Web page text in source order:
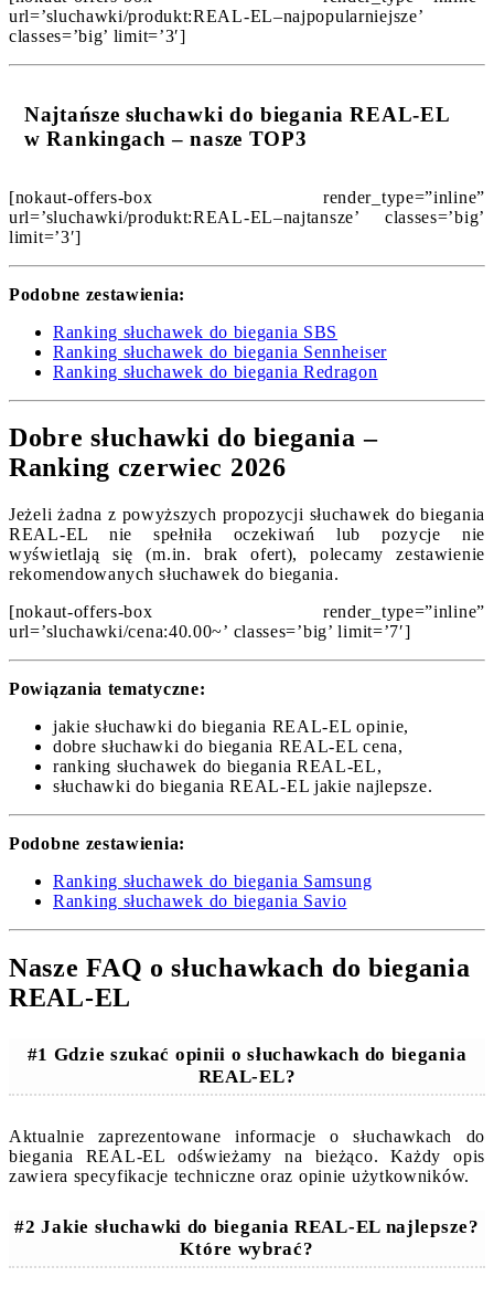
url=’sluchawki/produkt:REAL-EL–najpopularniejsze’
classes=’big’ limit=’3′]
Najtańsze słuchawki do biegania REAL-EL
w Rankingach – nasze TOP3
[nokaut-offers-box render_type=”inline”
url=’sluchawki/produkt:REAL-EL–najtansze’ classes=’big’
limit=’3′]
Podobne zestawienia:
Ranking słuchawek do biegania SBS
Ranking słuchawek do biegania Sennheiser
Ranking słuchawek do biegania Redragon
Dobre słuchawki do biegania –
Ranking czerwiec 2026
Jeżeli żadna z powyższych propozycji słuchawek do biegania
REAL-EL nie spełniła oczekiwań lub pozycje nie
wyświetlają się (m.in. brak ofert), polecamy zestawienie
rekomendowanych słuchawek do biegania.
[nokaut-offers-box render_type=”inline”
url=’sluchawki/cena:40.00~’ classes=’big’ limit=’7′]
Powiązania tematyczne:
jakie słuchawki do biegania REAL-EL opinie,
dobre słuchawki do biegania REAL-EL cena,
ranking słuchawek do biegania REAL-EL,
słuchawki do biegania REAL-EL jakie najlepsze.
Podobne zestawienia:
Ranking słuchawek do biegania Samsung
Ranking słuchawek do biegania Savio
Nasze FAQ o słuchawkach do biegania
REAL-EL
#1 Gdzie szukać opinii o słuchawkach do biegania
REAL-EL?
Aktualnie zaprezentowane informacje o słuchawkach do
biegania REAL-EL odświeżamy na bieżąco. Każdy opis
zawiera specyfikacje techniczne oraz opinie użytkowników.
#2 Jakie słuchawki do biegania REAL-EL najlepsze?
Które wybrać?